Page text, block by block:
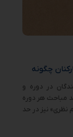
چگونه
در دوره و
مباحث هر دوره
نیز در حد